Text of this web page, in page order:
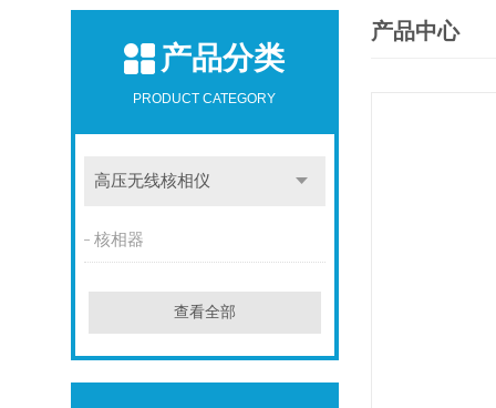
产品分类
PRODUCT CATEGORY
高压无线核相仪
核相器
查看全部
产品中心